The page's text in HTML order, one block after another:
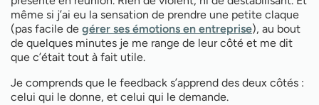
même si j’ai eu la sensation de prendre une petite claque
(pas facile de gérer ses émotions en entreprise), au bout
de quelques minutes je me range de leur côté et me dit
que c’était tout à fait utile.
Je comprends que le feedback s’apprend des deux côtés :
celui qui le donne, et celui qui le demande.